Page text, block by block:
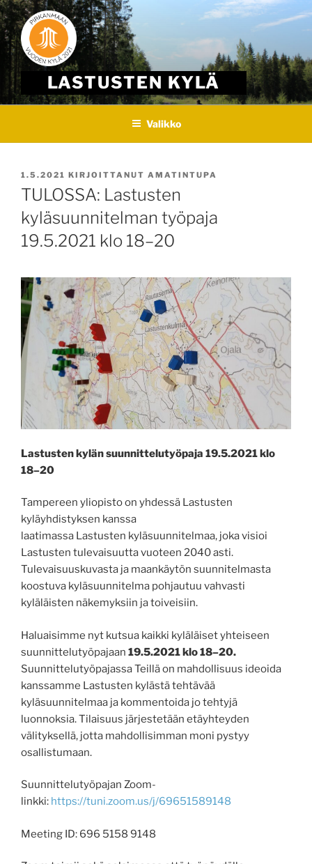
Skip
to
content
LASTUSTEN KYLÄ
Valikko
JULKAISTU
1.5.2021 KIRJOITTANUT AMATINTUPA
TULOSSA: Lastusten
kyläsuunnitelman työpaja
19.5.2021 klo 18–20
Lastusten kylän suunnittelutyöpaja 19.5.2021 klo
18–20
Tampereen yliopisto on yhdessä Lastusten
kyläyhdistyksen kanssa
laatimassa Lastusten kyläsuunnitelmaa, joka visioi
Lastusten tulevaisuutta vuoteen 2040 asti.
Tulevaisuuskuvasta ja maankäytön suunnitelmasta
koostuva kyläsuunnitelma pohjautuu vahvasti
kyläläisten näkemyksiin ja toiveisiin.
Haluaisimme nyt kutsua kaikki kyläläiset yhteiseen
suunnittelutyöpajaan 19.5.2021 klo 18–20.
Suunnittelutyöpajassa Teillä on mahdollisuus ideoida
kanssamme Lastusten kylästä tehtävää
kyläsuunnitelmaa ja kommentoida jo tehtyjä
luonnoksia. Tilaisuus järjestetään etäyhteyden
välityksellä, jotta mahdollisimman moni pystyy
osallistumaan.
Suunnittelutyöpajan Zoom-
linkki: https://tuni.zoom.us/j/69651589148
Meeting ID: 696 5158 9148